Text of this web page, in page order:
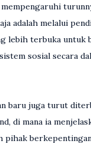
adalah melalui
lebih terbuka untuk
sosial secara
baru juga turut
di mana ia
pihak